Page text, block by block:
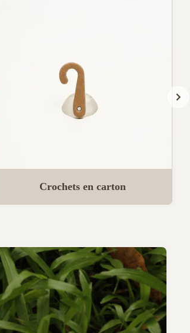
Crochets en carton